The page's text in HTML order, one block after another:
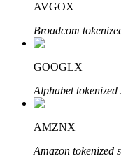
Bitrue Affiliates
Tot 65%
AVGOX
Broadcom
GOOGLX
Alphabet tokenized
AMZNX
Amazon tokenized